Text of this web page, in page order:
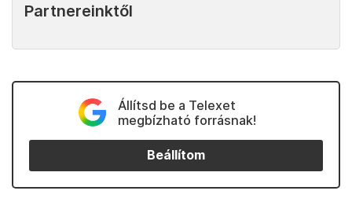
Partnereinktől
Állítsd be a Telexet
megbízható forrásnak!
Beállítom